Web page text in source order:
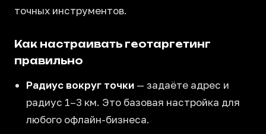
точных инструментов.
Как настраивать геотаргетинг
правильно
Радиус вокруг точки — задаёте адрес и
радиус 1–3 км. Это базовая настройка для
любого офлайн-бизнеса.